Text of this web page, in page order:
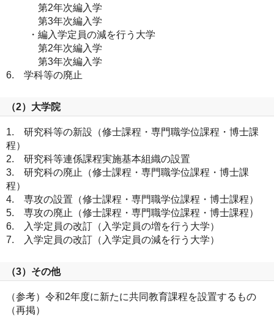
第2年次編入学
第3年次編入学
・編入学定員の減を行う大学
第2年次編入学
第3年次編入学
6. 学科等の廃止
（2）大学院
1. 研究科等の新設（修士課程・専門職学位課程・博士課
程）
2. 研究科等連係課程実施基本組織の設置
3. 研究科の廃止（修士課程・専門職学位課程・博士課
程）
4. 専攻の設置（修士課程・専門職学位課程・博士課程）
5. 専攻の廃止（修士課程・専門職学位課程・博士課程）
6. 入学定員の改訂（入学定員の増を行う大学）
7. 入学定員の改訂（入学定員の減を行う大学）
（3）その他
（参考）令和2年度に新たに共同教育課程を設置するもの
（再掲）